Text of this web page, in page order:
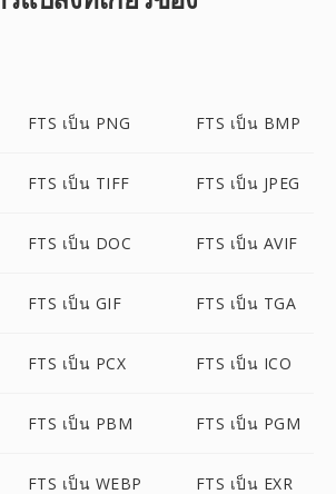
FTS เป็น PNG FTS เป็น BMP
FTS เป็น TIFF FTS เป็น JPEG
FTS เป็น DOC FTS เป็น AVIF
FTS เป็น GIF FTS เป็น TGA
FTS เป็น PCX FTS เป็น ICO
FTS เป็น PBM FTS เป็น PGM
FTS เป็น WEBP FTS เป็น EXR